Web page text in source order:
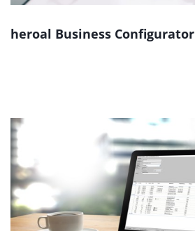
heroal Business Configurator